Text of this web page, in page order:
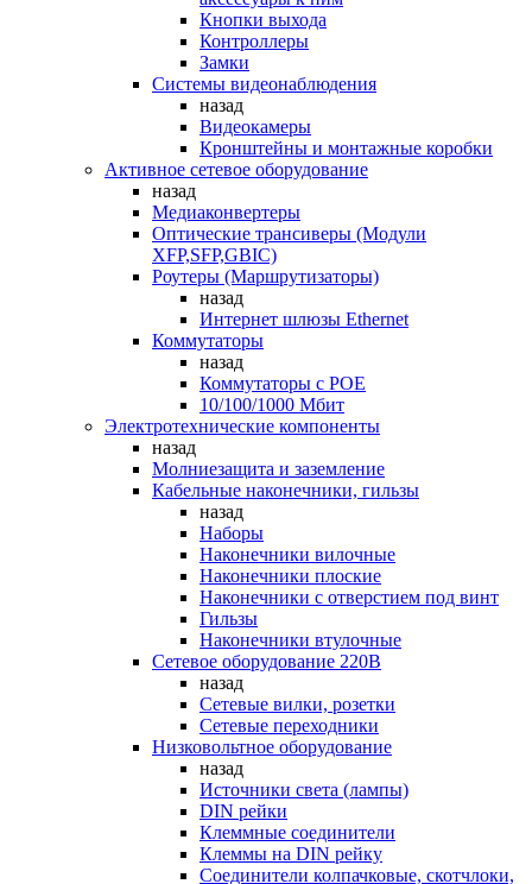
Кнопки выхода
Контроллеры
Замки
Системы видеонаблюдения
назад
Видеокамеры
Кронштейны и монтажные коробки
Активное сетевое оборудование
назад
Медиаконвертеры
Оптические трансиверы (Модули
XFP,SFP,GBIC)
Роутеры (Маршрутизаторы)
назад
Интернет шлюзы Ethernet
Коммутаторы
назад
Коммутаторы c POE
10/100/1000 Мбит
Электротехнические компоненты
назад
Молниезащита и заземление
Кабельные наконечники, гильзы
назад
Наборы
Наконечники вилочные
Наконечники плоские
Наконечники с отверстием под винт
Гильзы
Наконечники втулочные
Сетевое оборудование 220В
назад
Сетевые вилки, розетки
Сетевые переходники
Низковольтное оборудование
назад
Источники света (лампы)
DIN рейки
Клеммные соединители
Клеммы на DIN рейку
Соединители колпачковые, скотчлоки,